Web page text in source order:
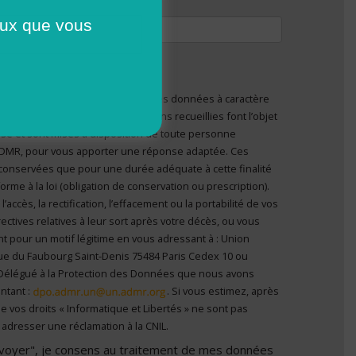
je consens au traitement de mes données à
en matière de protection des données à caractère
informons que les informations recueillies font l’objet
pour vous apporter une réponse adaptée. Ces
que pour une durée adéquate à cette finalité
à la loi (obligation de conservation ou prescription).
la rectification, l’effacement ou la portabilité de vos
relatives à leur sort après votre décès, ou vous
pour un motif légitime en vous adressant à : Union
du Faubourg Saint-Denis 75484 Paris Cedex 10 ou
à la Protection des Données que nous avons
:
. Si vous estimez, après
vos droits « Informatique et Libertés » ne sont pas
une réclamation à la CNIL.
je consens au traitement de mes données
que vous